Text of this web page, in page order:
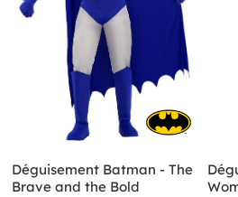
Déguisement Batman - The
Brave and the Bold